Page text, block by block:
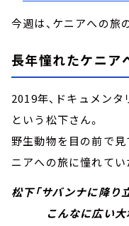
今週は、ケニアへの旅
長年憧れたケニア
2019年、ドキュメン
という松下さん。
野生動物を目の前で見
ニアへの旅に憧れてい
松下「サバンナに降り
こんなに広い大地